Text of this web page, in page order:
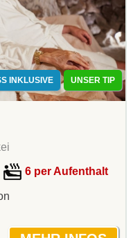
INKLUSIVE UNSER TIP
6 per Aufenthalt